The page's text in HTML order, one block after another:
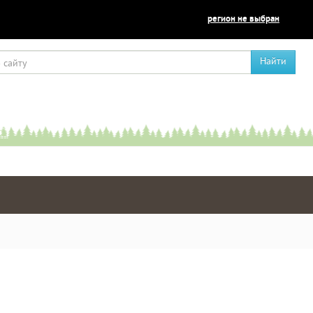
регион не выбран
Найти